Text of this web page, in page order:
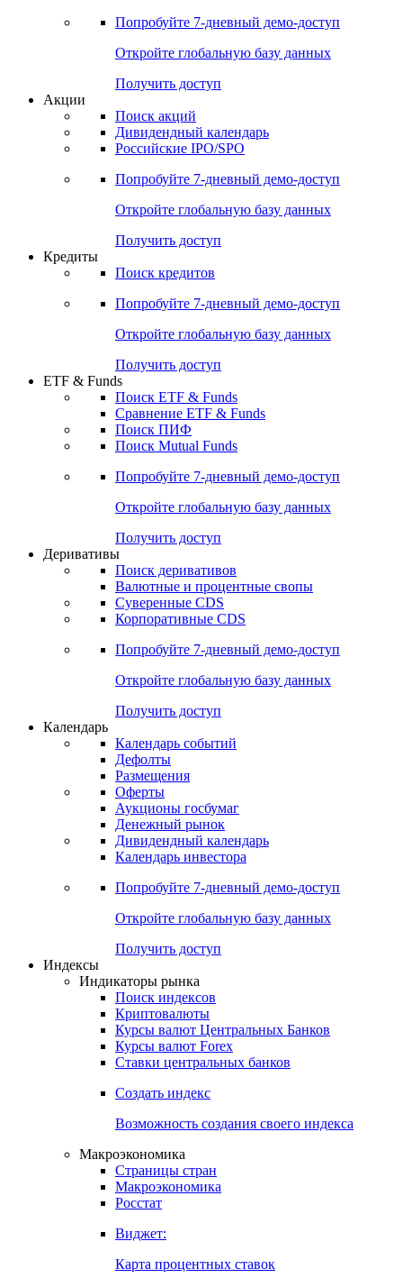
Попробуйте 7-дневный демо-доступ
Откройте глобальную базу данных
Получить доступ
Акции
Поиск акций
Дивидендный календарь
Российские IPO/SPO
Попробуйте 7-дневный демо-доступ
Откройте глобальную базу данных
Получить доступ
Кредиты
Поиск кредитов
Попробуйте 7-дневный демо-доступ
Откройте глобальную базу данных
Получить доступ
ETF & Funds
Поиск ETF & Funds
Сравнение ETF & Funds
Поиск ПИФ
Поиск Mutual Funds
Попробуйте 7-дневный демо-доступ
Откройте глобальную базу данных
Получить доступ
Деривативы
Поиск деривативов
Валютные и процентные свопы
Суверенные CDS
Корпоративные CDS
Попробуйте 7-дневный демо-доступ
Откройте глобальную базу данных
Получить доступ
Календарь
Календарь событий
Дефолты
Размещения
Оферты
Аукционы госбумаг
Денежный рынок
Дивидендный календарь
Календарь инвестора
Попробуйте 7-дневный демо-доступ
Откройте глобальную базу данных
Получить доступ
Индексы
Индикаторы рынка
Поиск индексов
Криптовалюты
Курсы валют Центральных Банков
Курсы валют Forex
Ставки центральных банков
Создать индекс
Возможность создания своего индекса
Макроэкономика
Страницы стран
Макроэкономика
Росстат
Виджет:
Карта процентных ставок